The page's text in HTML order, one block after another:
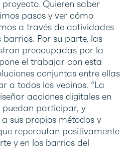
Quieren saber
pasos y ver cómo
a través de actividades
Por su parte, las
preocupadas por la
el trabajar con esta
conjuntas entre ellas
a todos los vecinos. “La
acciones digitales en
puedan participar, y
sus propios métodos y
repercutan positivamente
y en los barrios del